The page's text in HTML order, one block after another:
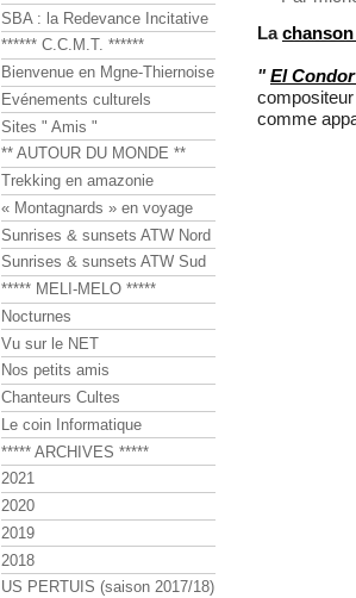
La
"El
comme
SBA : la Redevance Incitative
****** C.C.M.T. ******
Bienvenue en Mgne-Thiernoise
Evénements culturels
Sites " Amis "
** AUTOUR DU MONDE **
Trekking en amazonie
« Montagnards » en voyage
Sunrises & sunsets ATW Nord
Sunrises & sunsets ATW Sud
***** MELI-MELO *****
Nocturnes
Vu sur le NET
Nos petits amis
Chanteurs Cultes
Le coin Informatique
***** ARCHIVES *****
2021
2020
2019
2018
US PERTUIS (saison 2017/18)